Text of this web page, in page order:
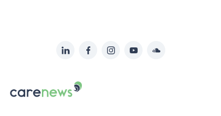
sur:
LinkedInFacebookInstagramYouTubeSoundcloud
Carenews,
Le